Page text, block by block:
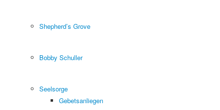
Shepherd’s Grove
Bobby Schuller
Seelsorge
Gebetsanliegen